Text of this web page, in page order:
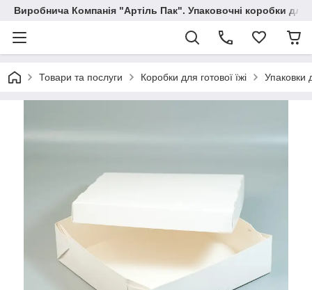
Виробнича Компанія "Артіль Пак". Упаковочні коробки для
Товари та послуги Коробки для готової їжі Упаковки